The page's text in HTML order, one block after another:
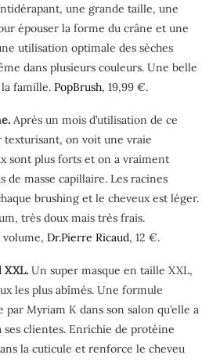
une grande taille, une
épouser la forme du crâne et une
utilisation optimale des sèches
dans plusieurs couleurs. Une belle
famille. PopBrush, 19,99 €.
Après un mois d’utilisation de ce
texturisant, on voit une vraie
sont plus forts et on a vraiment
de masse capillaire. Les racines
brushing et le cheveux est léger.
très doux mais très frais.
Dr.Pierre Ricaud, 12 €.
XXL. Un super masque en taille XXL,
les plus abîmés. Une formule
Myriam K dans son salon qu’elle a
ses clientes. Enrichie de protéine
la cuticule et renforce le cheveu